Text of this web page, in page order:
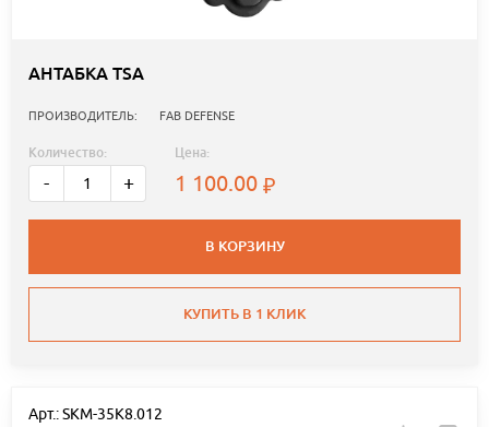
АНТАБКА TSA
ПРОИЗВОДИТЕЛЬ: FAB DEFENSE
Количество:
- +
Цена:
1 100.00
В КОРЗИНУ
КУПИТЬ В 1 КЛИК
Арт.: SKM-35K8.012